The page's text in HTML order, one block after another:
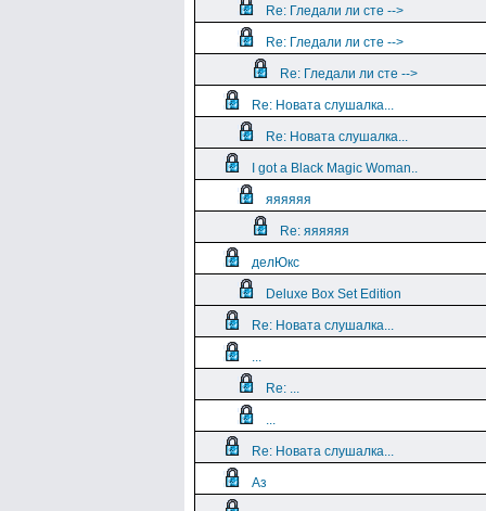
Re: Гледали ли сте -->
Re: Гледали ли сте -->
Re: Гледали ли сте -->
Re: Новата слушалка...
Re: Новата слушалка...
I got a Black Magic Woman..
яяяяяя
Re: яяяяяя
делЮкс
Deluxe Box Set Edition
Re: Новата слушалка...
...
Re: ...
...
Re: Новата слушалка...
Аз